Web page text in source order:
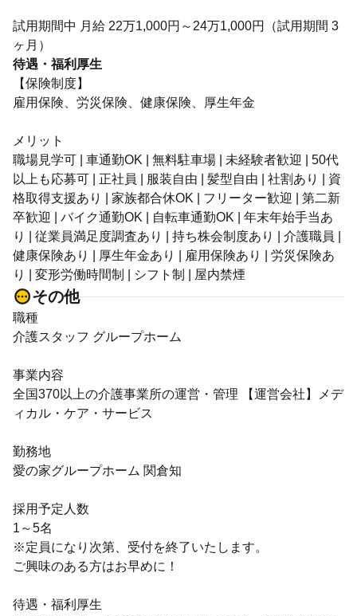
試用期間中 月給 22万1,000円～24万1,000円（試用期間 3
ヶ月）
待遇・福利厚生
【保険制度】
雇用保険、労災保険、健康保険、厚生年金
メリット
職場見学可 | 車通勤OK | 無料駐車場 | 未経験者歓迎 | 50代
以上も応募可 | 正社員 | 服装自由 | 髪型自由 | 社割あり | 資
格取得支援あり | 家族都合休OK | フリーター歓迎 | 第二新
卒歓迎 | バイク通勤OK | 自転車通勤OK | 年末年始手当あ
り | 従業員満足度調査あり | 持ち株会制度あり | 介護職員 |
健康保険あり | 厚生年金あり | 雇用保険あり | 労災保険あ
り | 変形労働時間制 | シフト制 | 屋内禁煙
その他
職種
介護スタッフ グループホーム
事業内容
全国370以上の介護事業所の運営・管理 【運営会社】メデ
ィカル・ケア・サービス
勤務地
愛の家グループホーム 関倉知
採用予定人数
1～5名
※定員になり次第、受付を終了いたします。
ご興味のある方はお早めに！
待遇・福利厚生